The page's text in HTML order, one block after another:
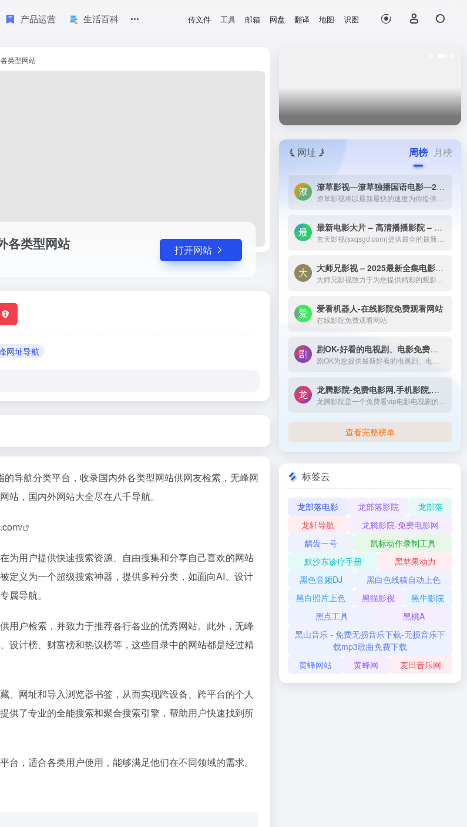
产品运营 生活百科 传文件 工具 邮箱 网盘 翻译 地图 识图
类型网站
各类型网站 打开网站
网址导航
的导航分类平台，收录国内外各类型网站供网友检索，无峰网
站，国内外网站大全尽在八千导航。
为用户提供快速搜索资源、自由搜集和分享自己喜欢的网站
定义为一个超级搜索神器，提供多种分类，如面向AI、设计
属导航。
用户检索，并致力于推荐各行各业的优秀网站。此外，无峰
设计榜、财富榜和热议榜等，这些目录中的网站都是经过精
、网址和导入浏览器书签，从而实现跨设备、跨平台的个人
供了专业的全能搜索和聚合搜索引擎，帮助用户快速找到所
，适合各类用户使用，能够满足他们在不同领域的需求。
网址 周榜 月榜
潦草影视—潦草独播国语电影—2023最新国语大片—免费国语潦草电影网-潦草影视将以最新最快的速度为你提供：最新电影电视剧的介绍和高速观看地址，好看的电影电视剧在线观看尽在潦草影视，为了更好的服务您，我们正在努力做最好的电影电视剧网站！
最新电影大片 – 高清播播影院 – 最新好看的电视剧免费在线观看 _ 玄天影视-玄天影视(sxqsgd.com)提供最全的最新电影大片，最热电视剧，韩国电视剧、香港TVB电视剧、韩剧、日剧、美剧、综艺、动漫的在线观看，无需下载任何播放器即可在线免费观看，每天第一时间更新，欢迎影迷到玄天
大师兄影视 – 2025最新全集电影电视剧_高清短剧视频免费在线观看-大师兄影视致力于为您提供精彩的观影选择，包括热门电影、电视剧、短剧、最新综艺节目和经典动漫。我们实时更新影片，确保您能享受最新、最全面的在线电影免费观看，更多高清资源尽在大师兄影院网。
爱看机器人-在线影院免费观看网站
在线影院免费观看网站
剧OK-好看的电视剧、电影免费在线播放
龙腾影院-免费电影网,手机影院,高清影视大全-龙腾影院是一个免费看vip电影电视剧的网站，拥有海量、优质、高清电影和好看的电视剧，搞笑综艺及新番动漫，无须会员即可无广告观看全网影视作品，看电影来龙腾影院准没错。
查看完整榜单
标签云
龙部落电影 龙部落影院
龙部落
龙轩导航
龙腾影院-免费电影网
龋齿一号
鼠标动作录制工具
默沙东诊疗手册
黑苹果动力
黑色音频DJ
黑白色线稿自动上色
黑白照片上色
黑猫影视
黑牛影院
黑点工具
黑桃A
黑山音乐 - 免费无损音乐下载-无损音乐下
载mp3歌曲免费下载
黄蜂网站
黄蜂网 麦田音乐网